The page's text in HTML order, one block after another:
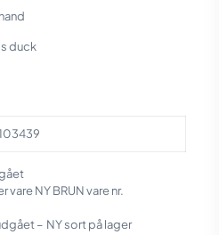
duck
vare NY BRUN vare nr.
– NY sort på lager